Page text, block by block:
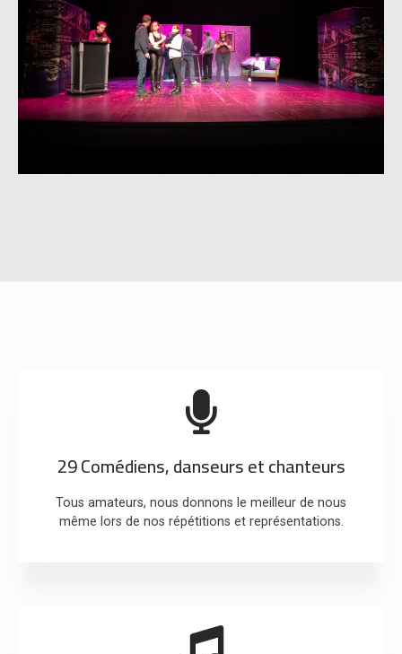
29 Comédiens, danseurs et chanteurs
Tous amateurs, nous donnons le meilleur de nous
même lors de nos répétitions et représentations.